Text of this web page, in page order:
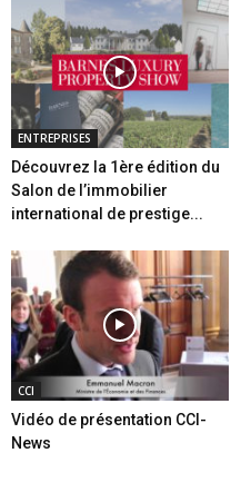
ENTREPRISES
Découvrez la 1ère édition du
Salon de l’immobilier
international de prestige...
CCI
Vidéo de présentation CCI-
News